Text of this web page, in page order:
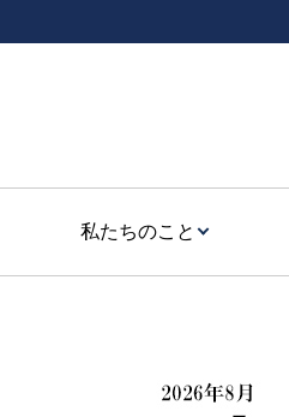
私たちのこと